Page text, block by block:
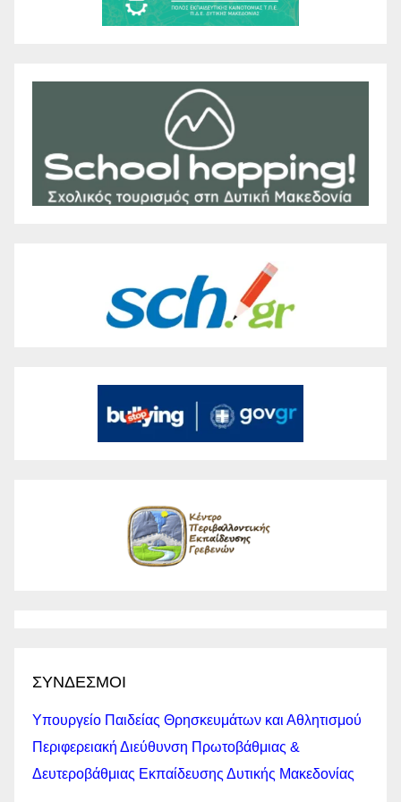
ΣΥΝΔΕΣΜΟΙ
Υπουργείο Παιδείας Θρησκευμάτων και Αθλητισμού
Περιφερειακή Διεύθυνση Πρωτοβάθμιας &
Δευτεροβάθμιας Εκπαίδευσης Δυτικής Μακεδονίας